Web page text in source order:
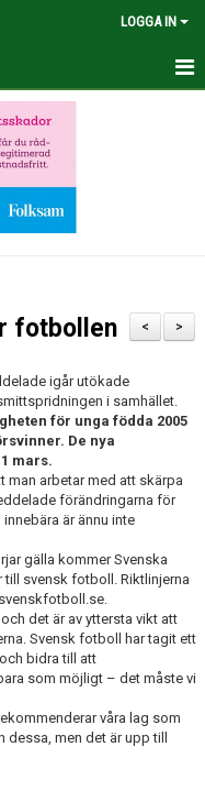
LOGGA IN
>
<
fotbollen
igår utökade
i samhället.
för unga födda 2005
De nya
mars.
arbetar med att skärpa
förändringarna för
är ännu inte
gälla kommer Svenska
svensk fotboll. Riktlinjerna
det är av yttersta vikt att
Svensk fotboll har tagit ett
bidra till att
som möjligt – det måste vi
våra lag som
dessa, men det är upp till